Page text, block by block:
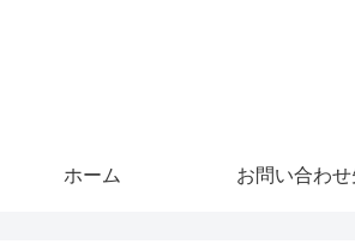
ホーム お問い合わせ